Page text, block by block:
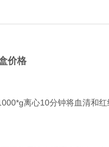
价格
离心10分钟将血清和红